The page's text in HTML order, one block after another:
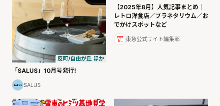
反町/自由が丘 ほか
「SALUS」10月号発行!
SALUS
【2025年8月】人気記事まとめ｜
レトロ洋食店／プラネタリウム／お
でかけスポットなど
東急公式サイト編集部